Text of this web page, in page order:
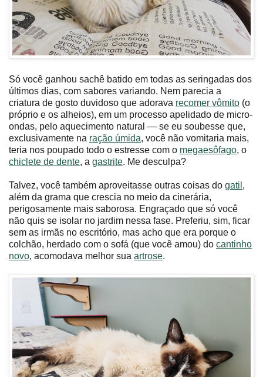
Só você ganhou sachê batido em todas as seringadas dos
últimos dias, com sabores variando. Nem parecia a
criatura de gosto duvidoso que adorava recomer vômito (o
próprio e os alheios), em um processo apelidado de micro-
ondas, pelo aquecimento natural — se eu soubesse que,
exclusivamente na ração úmida, você não vomitaria mais,
teria nos poupado todo o estresse com o megaesôfago, o
chiclete de dente, a gastrite. Me desculpa?
Talvez, você também aproveitasse outras coisas do gatil ,
além da grama que crescia no meio da cinerária,
perigosamente mais saborosa. Engraçado que só você
não quis se isolar no jardim nessa fase. Preferiu, sim, ficar
sem as irmãs no escritório, mas acho que era porque o
colchão, herdado com o sofá (que você amou) do cantinho
novo, acomodava melhor sua artrose.